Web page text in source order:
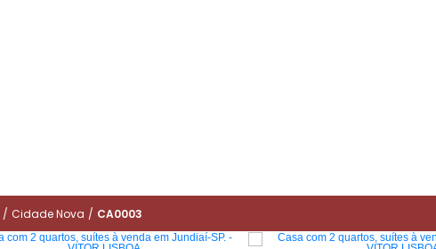
/ Cidade Nova / CA0003